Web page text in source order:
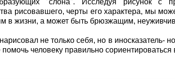
"слона". Исследуя рисунок с
рисовавшего, черты его характера, мы
в жизни, а может быть брюзжащим,
не только себя, но в иносказатель-
человеку правильно сориентироваться